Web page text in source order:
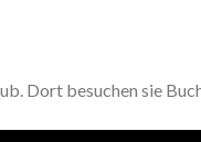
Dort besuchen sie